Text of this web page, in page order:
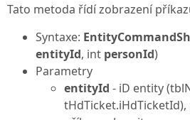
Tato metoda řídí zobrazení
Syntaxe:
entityId, int personId)
Parametry
entityId - iD entity